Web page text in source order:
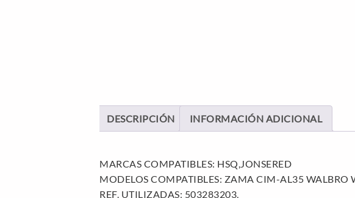
DESCRIPCIÓN INFORMACIÓN ADICIONAL
MARCAS COMPATIBLES: HSQ,JONSERED
MODELOS COMPATIBLES: ZAMA CIM-AL35
REF. UTILIZADAS: 503283203,